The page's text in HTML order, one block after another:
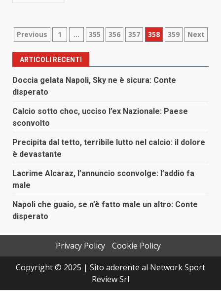
Paginazione
degli
articoli
Previous 1 … 355 356 357 358 359 Next
ARTICOLI RECENTI
Doccia gelata Napoli, Sky ne è sicura: Conte
disperato
Calcio sotto choc, ucciso l’ex Nazionale: Paese
sconvolto
Precipita dal tetto, terribile lutto nel calcio: il dolore
è devastante
Lacrime Alcaraz, l’annuncio sconvolge: l’addio fa
male
Napoli che guaio, se n’è fatto male un altro: Conte
disperato
Privacy Policy
Cookie Policy
Copyright © 2025 | Sito aderente al Network Sport
Review Srl